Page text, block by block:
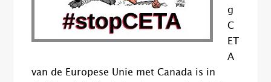
g
C
ET
A
van de Europese Unie met Canada is in